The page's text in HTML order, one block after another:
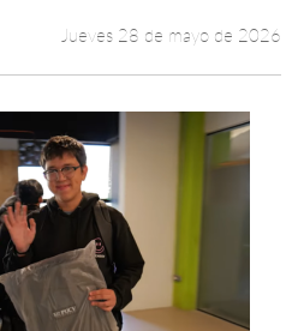
Jueves 28 de mayo de 2026